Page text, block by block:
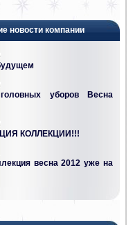
новости компании
уборов Весна
КОЛЛЕКЦИИ!!!
весна 2012 уже на